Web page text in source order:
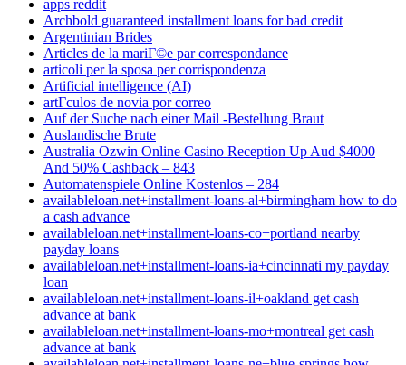
apps reddit
Archbold guaranteed installment loans for bad credit
Argentinian Brides
Articles de la mariГ©e par correspondance
articoli per la sposa per corrispondenza
Artificial intelligence (AI)
artГ­culos de novia por correo
Auf der Suche nach einer Mail -Bestellung Braut
Auslandische Brute
Australia Ozwin Online Casino Reception Up Aud $4000
And 50% Cashback – 843
Automatenspiele Online Kostenlos – 284
availableloan.net+installment-loans-al+birmingham how to do
a cash advance
availableloan.net+installment-loans-co+portland nearby
payday loans
availableloan.net+installment-loans-ia+cincinnati my payday
loan
availableloan.net+installment-loans-il+oakland get cash
advance at bank
availableloan.net+installment-loans-mo+montreal get cash
advance at bank